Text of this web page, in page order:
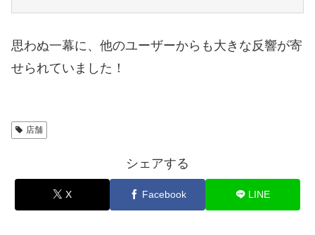
思わぬ一幕に、他のユーザーからも大きな反響が寄
せられていました！
店舗
シェアする
X Facebook LINE